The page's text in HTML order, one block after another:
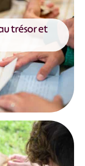
trésor et